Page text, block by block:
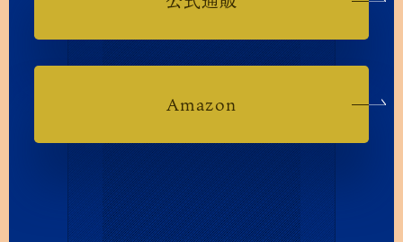
Amazon